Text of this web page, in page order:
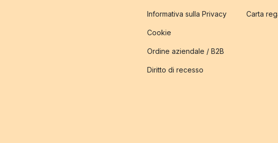
Informativa sulla Privacy
Cookie
Ordine aziendale / B2B
Diritto di recesso
Carta